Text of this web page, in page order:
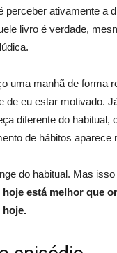
perceber ativamente a
livro é verdade,
uma manhã de forma
de eu estar motivado.
diferente do habitual,
de hábitos aparece
do habitual. Mas
está melhor que
hoje.